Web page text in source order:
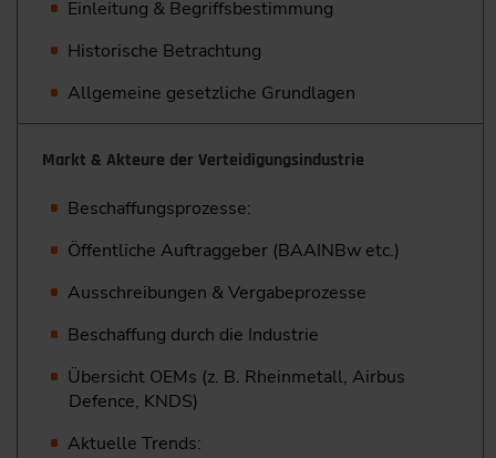
Einleitung & Begriffsbestimmung
Historische Betrachtung
Allgemeine gesetzliche Grundlagen
Markt & Akteure der Verteidigungsindustrie
Beschaffungsprozesse:
Öffentliche Auftraggeber (BAAINBw etc.)
Ausschreibungen & Vergabeprozesse
Beschaffung durch die Industrie
Übersicht OEMs (z. B. Rheinmetall, Airbus
Defence, KNDS)
Aktuelle Trends: